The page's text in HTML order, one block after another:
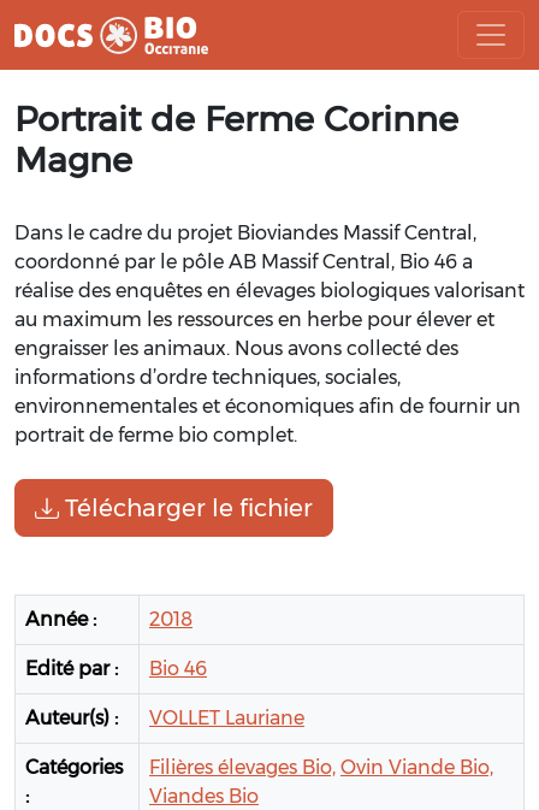
au
contenu
Portrait de Ferme Corinne
Magne
Dans le cadre du projet Bioviandes Massif Central,
coordonné par le pôle AB Massif Central, Bio 46 a
réalise des enquêtes en élevages biologiques valorisant
au maximum les ressources en herbe pour élever et
engraisser les animaux. Nous avons collecté des
informations d’ordre techniques, sociales,
environnementales et économiques afin de fournir un
portrait de ferme bio complet.
Télécharger le fichier
Année : 2018
Edité par : Bio 46
Auteur(s) : VOLLET Lauriane
Catégories
:
Filières élevages Bio, Ovin Viande Bio,
Viandes Bio